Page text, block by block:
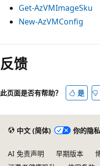
Get-AzVMImageSku
New-AzVMConfig
反馈
此页面是否有帮助？ 是
中文 (简体) 你的隐
AI 免责声明 早期版本